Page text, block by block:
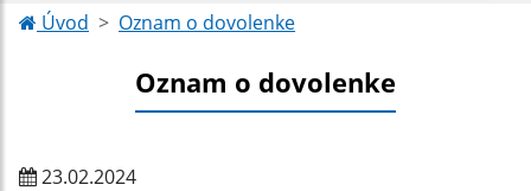
Úvod Oznam o dovolenke
Oznam o dovolenke
23.02.2024